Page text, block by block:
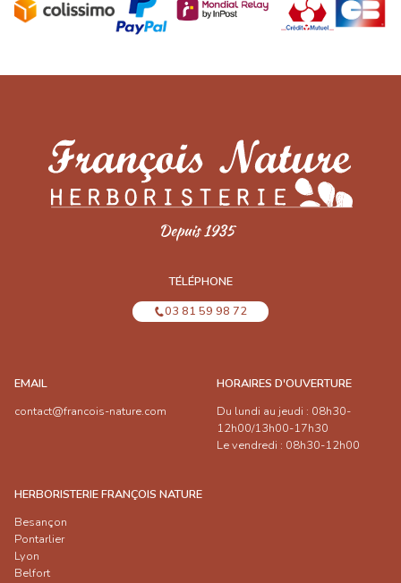
TÉLÉPHONE
03 81 59 98 72
EMAIL
contact@francois-nature.com
HORAIRES D'OUVERTURE
Du lundi au jeudi : 08h30-
12h00/13h00-17h30
Le vendredi : 08h30-12h00
HERBORISTERIE FRANÇOIS NATURE
Besançon
Pontarlier
Lyon
Belfort